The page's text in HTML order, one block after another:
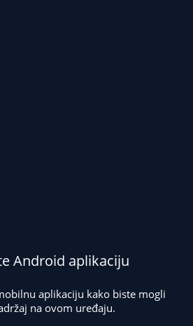
Android aplikaciju
aplikaciju kako biste mogli
na ovom uređaju.